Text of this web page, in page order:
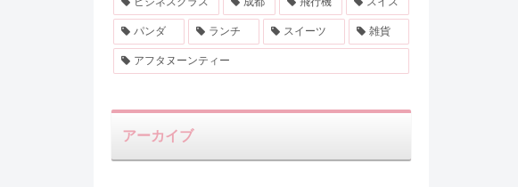
パンダ ランチ スイーツ 雑貨
アフタヌーンティー
アーカイブ